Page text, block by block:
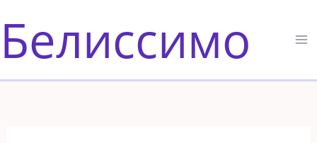
к
содержимому
Белиссимо